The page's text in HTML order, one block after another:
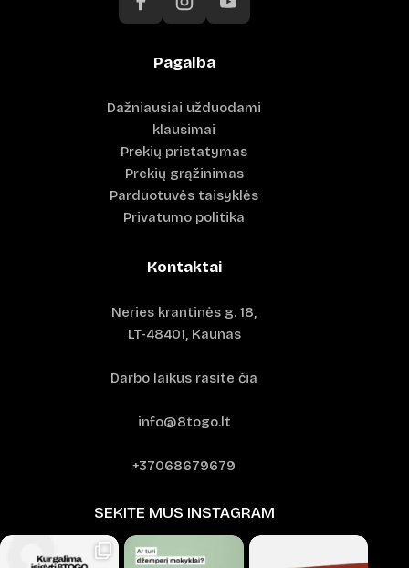
Pagalba
Dažniausiai užduodami
klausimai
Prekių pristatymas
Prekių grąžinimas
Parduotuvės taisyklės
Privatumo politika
Kontaktai
Neries krantinės g. 18,
LT-48401, Kaunas
Darbo laikus rasite čia
info@8togo.lt
+37068679679
SEKITE MUS INSTAGRAM